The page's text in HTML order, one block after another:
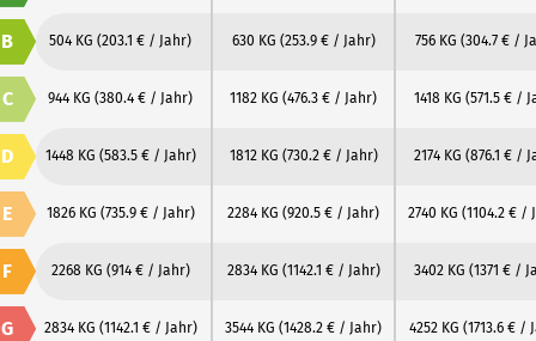
B 504 KG (203.1 € / Jahr) 630 KG (253.9 € / Jahr) 756 KG (304.7 € /
C 944 KG (380.4 € / Jahr) 1182 KG (476.3 € / Jahr) 1418 KG (571.5 € /
D 1448 KG (583.5 € / Jahr) 1812 KG (730.2 € / Jahr) 2174 KG (876.1 € /
E 1826 KG (735.9 € / Jahr) 2284 KG (920.5 € / Jahr) 2740 KG (1104.2 € /
F 2268 KG (914 € / Jahr) 2834 KG (1142.1 € / Jahr) 3402 KG (1371 € /
G 2834 KG (1142.1 € / Jahr) 3544 KG (1428.2 € / Jahr) 4252 KG (1713.6 € /